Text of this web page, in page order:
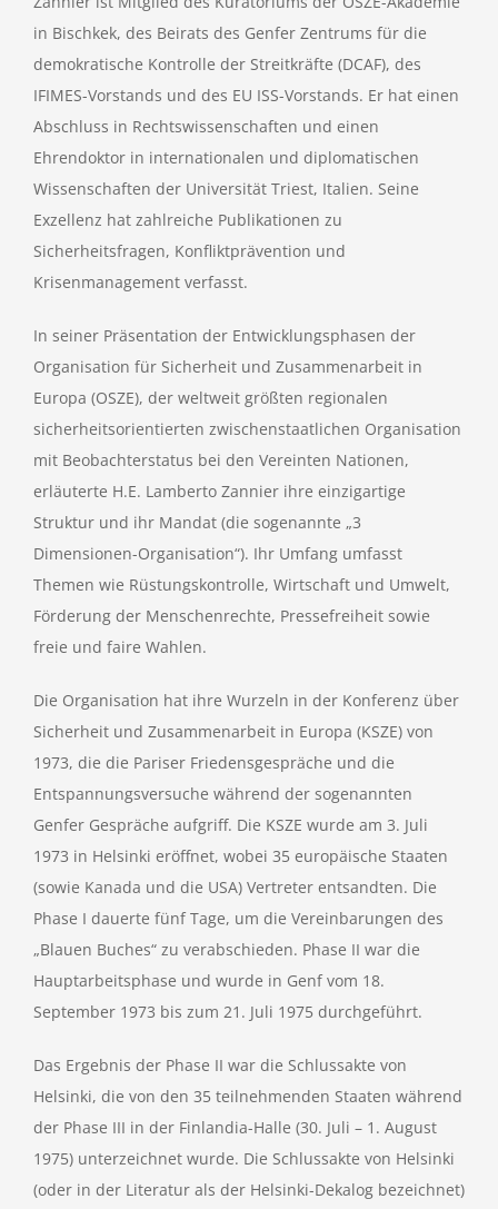
in Bischkek, des Beirats des Genfer Zentrums für die
demokratische Kontrolle der Streitkräfte (DCAF), des
IFIMES-Vorstands und des EU ISS-Vorstands. Er hat einen
Abschluss in Rechtswissenschaften und einen
Ehrendoktor in internationalen und diplomatischen
Wissenschaften der Universität Triest, Italien. Seine
Exzellenz hat zahlreiche Publikationen zu
Sicherheitsfragen, Konfliktprävention und
Krisenmanagement verfasst.
In seiner Präsentation der Entwicklungsphasen der
Organisation für Sicherheit und Zusammenarbeit in
Europa (OSZE), der weltweit größten regionalen
sicherheitsorientierten zwischenstaatlichen Organisation
mit Beobachterstatus bei den Vereinten Nationen,
erläuterte H.E. Lamberto Zannier ihre einzigartige
Struktur und ihr Mandat (die sogenannte „3
Dimensionen-Organisation“). Ihr Umfang umfasst
Themen wie Rüstungskontrolle, Wirtschaft und Umwelt,
Förderung der Menschenrechte, Pressefreiheit sowie
freie und faire Wahlen.
Die Organisation hat ihre Wurzeln in der Konferenz über
Sicherheit und Zusammenarbeit in Europa (KSZE) von
1973, die die Pariser Friedensgespräche und die
Entspannungsversuche während der sogenannten
Genfer Gespräche aufgriff. Die KSZE wurde am 3. Juli
1973 in Helsinki eröffnet, wobei 35 europäische Staaten
(sowie Kanada und die USA) Vertreter entsandten. Die
Phase I dauerte fünf Tage, um die Vereinbarungen des
„Blauen Buches“ zu verabschieden. Phase II war die
Hauptarbeitsphase und wurde in Genf vom 18.
September 1973 bis zum 21. Juli 1975 durchgeführt.
Das Ergebnis der Phase II war die Schlussakte von
Helsinki, die von den 35 teilnehmenden Staaten während
der Phase III in der Finlandia-Halle (30. Juli – 1. August
1975) unterzeichnet wurde. Die Schlussakte von Helsinki
(oder in der Literatur als der Helsinki-Dekalog bezeichnet)